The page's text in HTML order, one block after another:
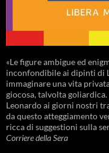
«Le figure ambigue ed
inconfondibile ai dipinti di
immaginare una vita
giocosa, talvolta
Leonardo ai giorni nostri
da questo atteggiamento
ricca di suggestioni sulla
Corriere della Sera